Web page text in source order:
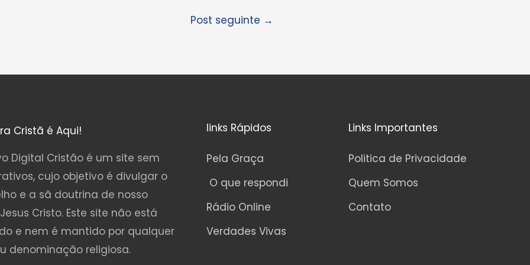
Post seguinte →
Cristã é Aqui!
Digital Cristão é um site sem
cujo objetivo é divulgar o
e a sã doutrina de nosso
Cristo. Este site não está
e nem é mantido por qualquer
denominação religiosa.
links Rápidos
Pela Graça
O que respondi
Rádio Online
Verdades Vivas
Links Importantes
Politica de Privacidade
Quem Somos
Contato